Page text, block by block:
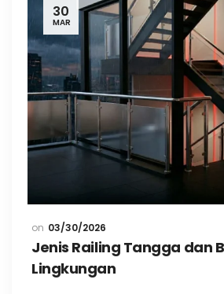
30
MAR
03/30/2026
Jenis Railing Tangga dan
Lingkungan